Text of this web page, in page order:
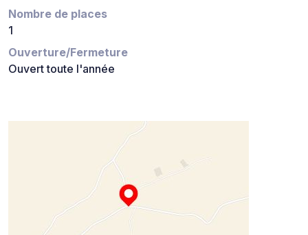
Nombre de places
1
Ouverture/Fermeture
Ouvert toute l'année